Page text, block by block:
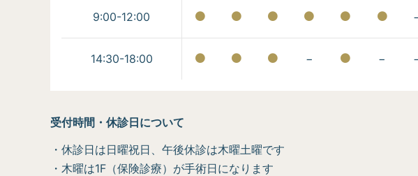
9:00-12:00
14:30-18:00 − −
受付時間・休診日について
・休診日は日曜祝日、午後休診は木曜土曜です
・木曜は1F（保険診療）が手術日になります